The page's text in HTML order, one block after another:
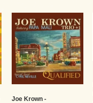
Joe Krown -